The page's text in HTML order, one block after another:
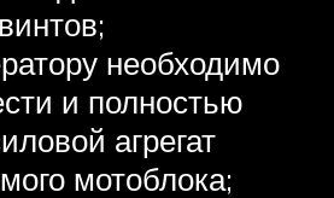
необходимо
и полностью
агрегат
мотоблока;